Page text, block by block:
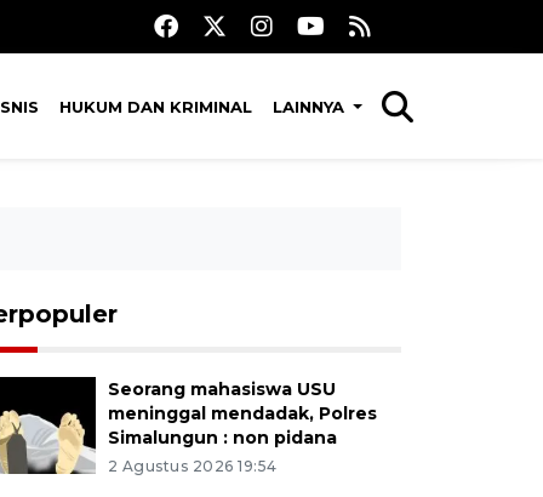
HUKUM DAN KRIMINAL LAINNYA
Seorang mahasiswa USU
meninggal mendadak, Polres
Simalungun : non pidana
2 Agustus 2026 19:54